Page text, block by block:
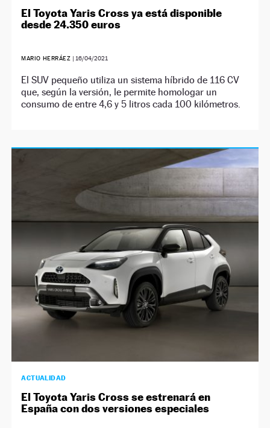
El Toyota Yaris Cross ya está disponible
desde 24.350 euros
MARIO HERRÁEZ | 16/04/2021
El SUV pequeño utiliza un sistema híbrido de 116 CV
que, según la versión, le permite homologar un
consumo de entre 4,6 y 5 litros cada 100 kilómetros.
ACTUALIDAD
El Toyota Yaris Cross se estrenará en
España con dos versiones especiales